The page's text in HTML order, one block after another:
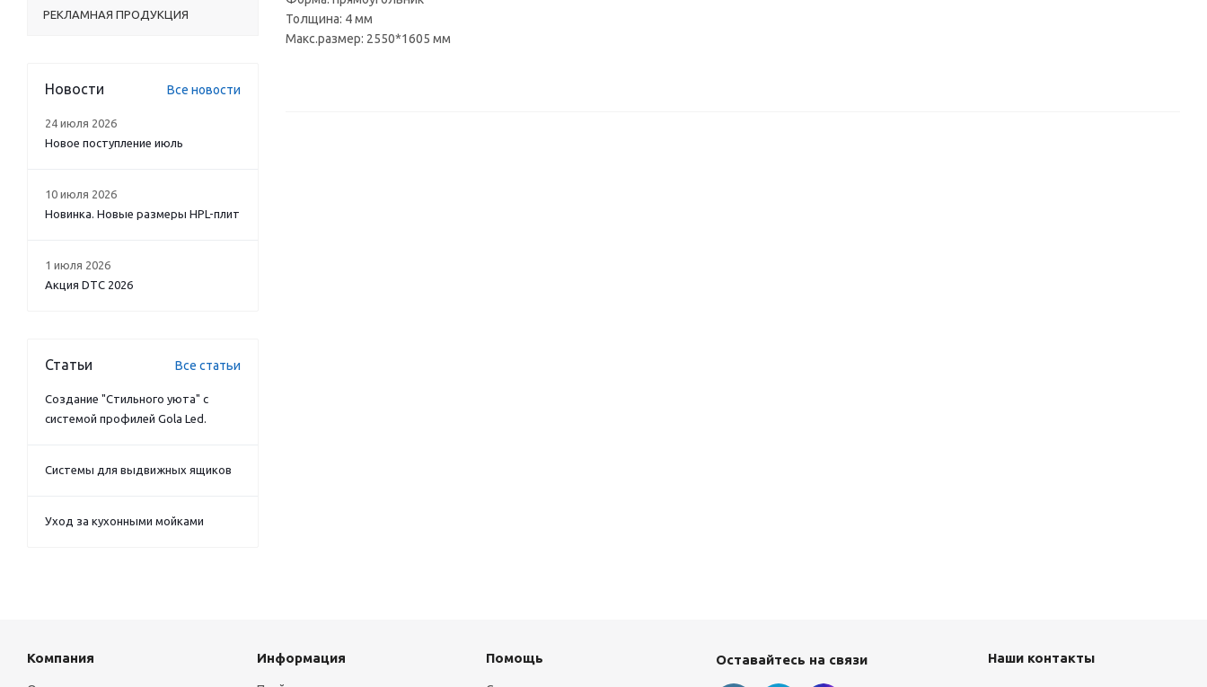
Толщина: 4 мм
Макс.размер: 2550*1605 мм
РЕКЛАМНАЯ ПРОДУКЦИЯ
Новости Все новости
24 июля 2026
Новое поступление июль
10 июля 2026
Новинка. Новые размеры HPL-плит
1 июля 2026
Акция DTC 2026
Статьи Все статьи
Создание "Стильного уюта" с
системой профилей Gola Led.
Системы для выдвижных ящиков
Уход за кухонными мойками
Компания Информация Помощь Оставайтесь на связи Наши контакты